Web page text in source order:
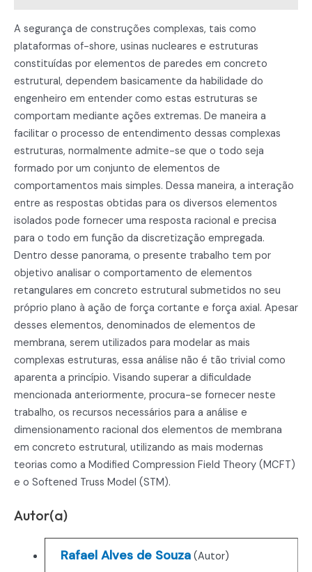
A segurança de construções complexas, tais como
plataformas of-shore, usinas nucleares e estruturas
constituídas por elementos de paredes em concreto
estrutural, dependem basicamente da habilidade do
engenheiro em entender como estas estruturas se
comportam mediante ações extremas. De maneira a
facilitar o processo de entendimento dessas complexas
estruturas, normalmente admite-se que o todo seja
formado por um conjunto de elementos de
comportamentos mais simples. Dessa maneira, a interação
entre as respostas obtidas para os diversos elementos
isolados pode fornecer uma resposta racional e precisa
para o todo em função da discretização empregada.
Dentro desse panorama, o presente trabalho tem por
objetivo analisar o comportamento de elementos
retangulares em concreto estrutural submetidos no seu
próprio plano à ação de força cortante e força axial. Apesar
desses elementos, denominados de elementos de
membrana, serem utilizados para modelar as mais
complexas estruturas, essa análise não é tão trivial como
aparenta a princípio. Visando superar a dificuldade
mencionada anteriormente, procura-se fornecer neste
trabalho, os recursos necessários para a análise e
dimensionamento racional dos elementos de membrana
em concreto estrutural, utilizando as mais modernas
teorias como a Modified Compression Field Theory (MCFT)
e o Softened Truss Model (STM).
Autor(a)
Rafael Alves de Souza(Autor)